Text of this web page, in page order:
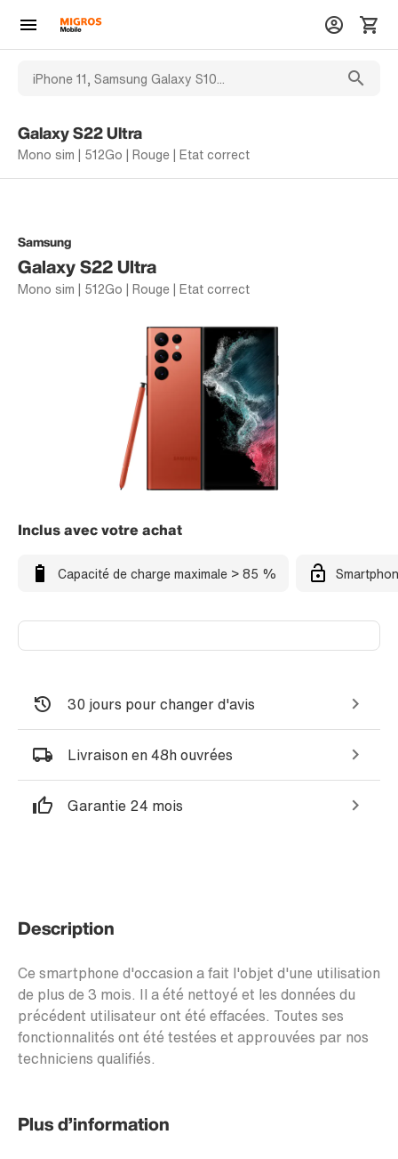
Galaxy S22 Ultra
Mono sim | 512Go | Rouge | Etat correct
Samsung
Galaxy S22 Ultra
Mono sim | 512Go | Rouge | Etat correct
Inclus avec votre achat
Capacité de charge maximale > 85 %
30 jours pour changer d'avis
Livraison en 48h ouvrées
Garantie 24 mois
Description
Ce smartphone d'occasion a fait l'objet d'une utilisation
de plus de 3 mois. Il a été nettoyé et les données du
précédent utilisateur ont été effacées. Toutes ses
fonctionnalités ont été testées et approuvées par nos
techniciens qualifiés.
Plus d’information